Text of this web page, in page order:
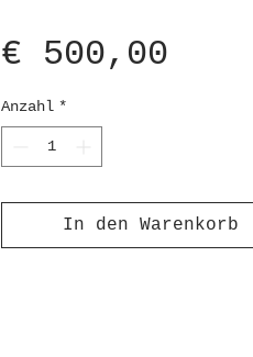
€ 500,00Preis
Anzahl *
In den Warenkorb